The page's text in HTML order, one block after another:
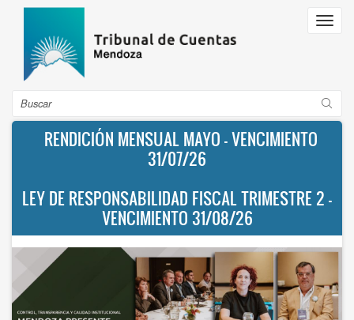
Pasar
contenido
principal
Buscar
RENDICIÓN MENSUAL MAYO - VENCIMIENTO
31/07/26
LEY DE RESPONSABILIDAD FISCAL TRIMESTRE 2 -
VENCIMIENTO 31/08/26